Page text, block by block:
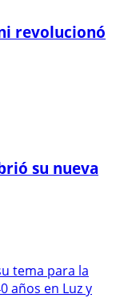
revolucionó
su nueva